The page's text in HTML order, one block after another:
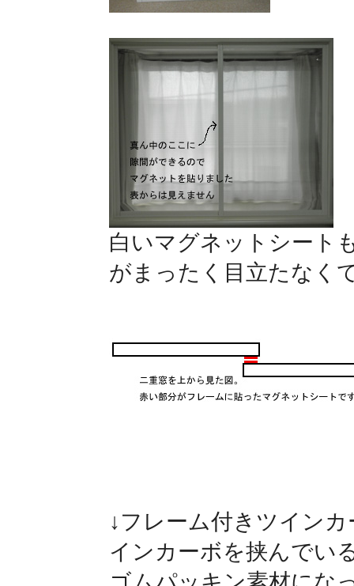
白いマグネットシート
がまったく目立たなく
↓フレーム付きツイン
インカーボを挟んでい